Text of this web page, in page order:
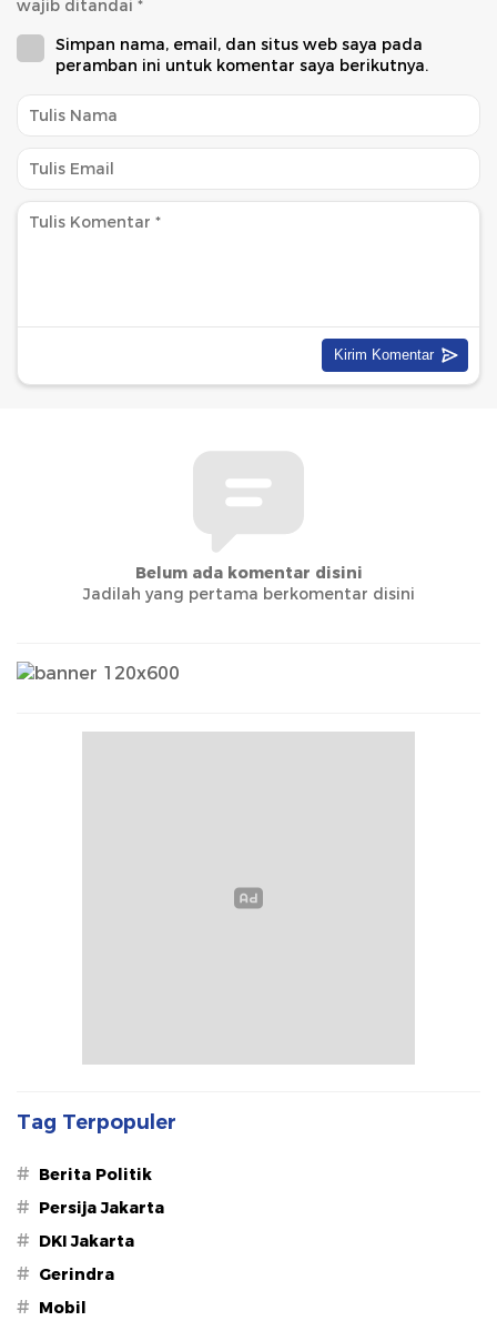
wajib ditandai *
Simpan nama, email, dan situs web saya pada
peramban ini untuk komentar saya berikutnya.
Belum ada komentar disini
Jadilah yang pertama berkomentar disini
Tag Terpopuler
# Berita Politik
# Persija Jakarta
# DKI Jakarta
# Gerindra
# Mobil